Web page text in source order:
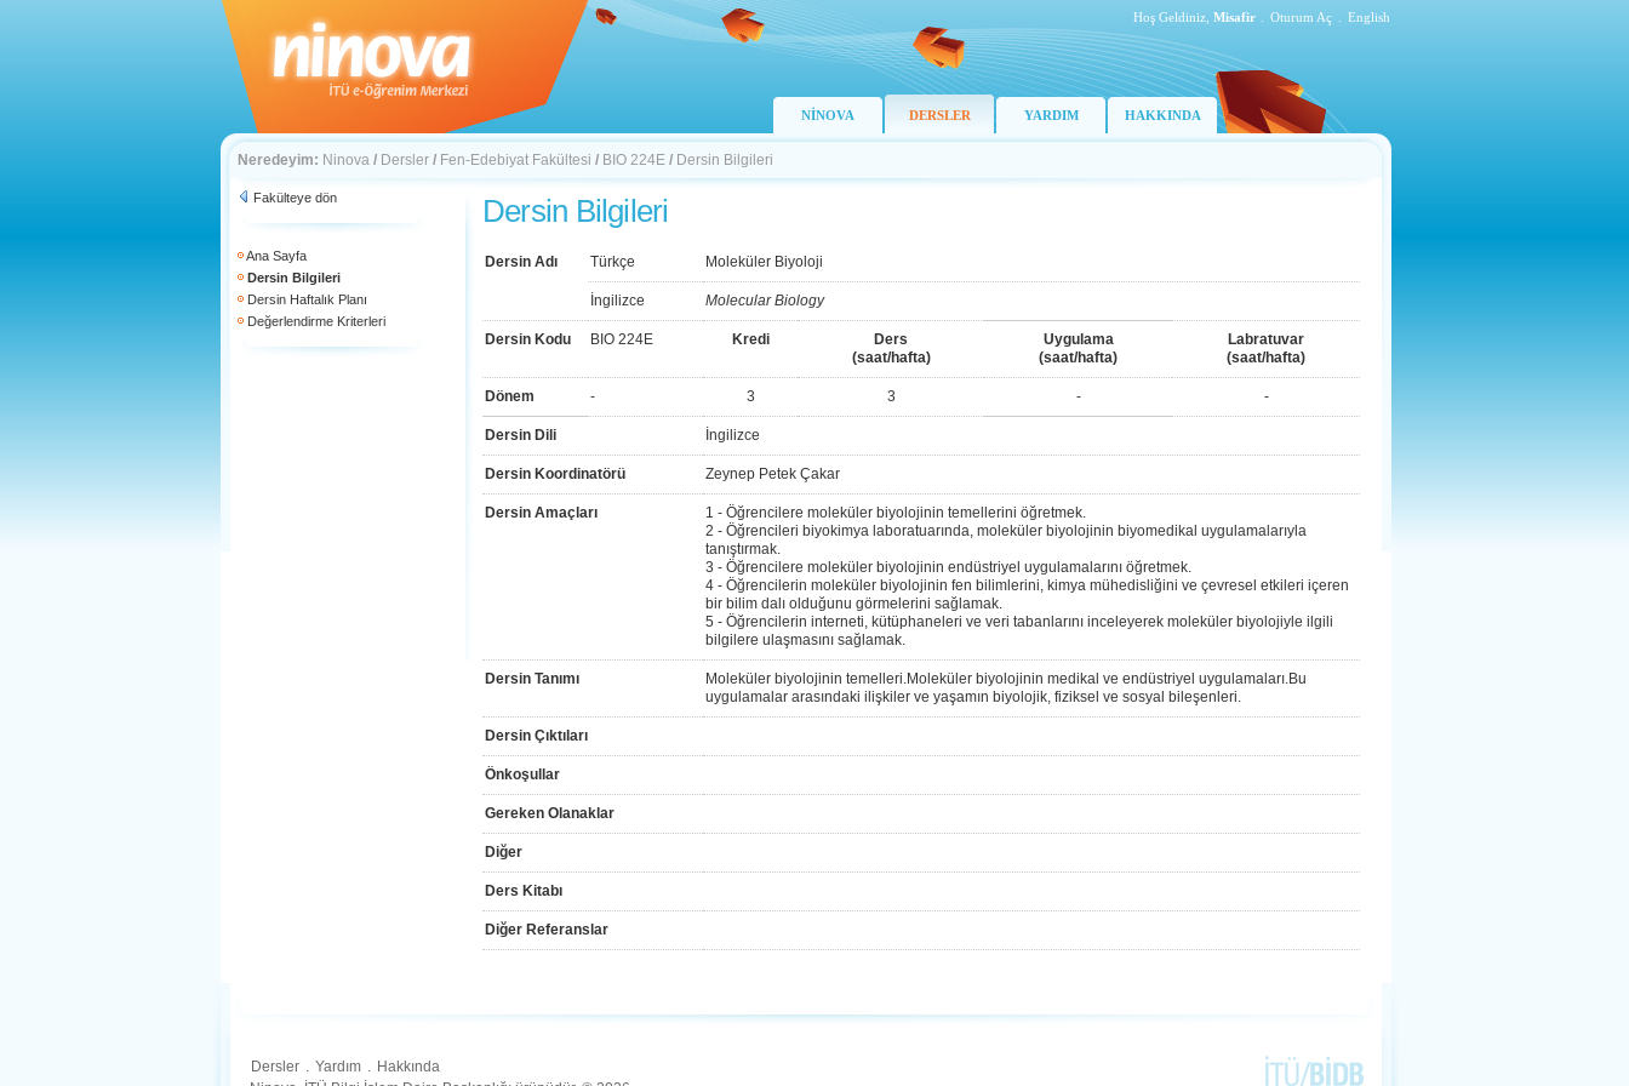
Hoş Geldiniz, Misafir Oturum Aç English
NİNOVA DERSLER YARDIM HAKKINDA
Neredeyim: Ninova / Dersler / Fen-Edebiyat Fakültesi / BIO 224E / Dersin Bilgileri
Fakülteye dön
Ana Sayfa
Dersin Bilgileri
Dersin Haftalık Planı
Değerlendirme Kriterleri
Dersin Bilgileri
Dersin Adı Türkçe Moleküler Biyoloji
İngilizce Molecular Biology
Dersin Kodu BIO 224E Kredi
Ders
(saat/hafta)
Uygulama
(saat/hafta)
Labratuvar
(saat/hafta)
Dönem - 3 3 - -
Dersin Dili İngilizce
Dersin Koordinatörü Zeynep Petek Çakar
Dersin Amaçları
1 - Öğrencilere moleküler biyolojinin temellerini öğretmek.
2 - Öğrencileri biyokimya laboratuarında, moleküler biyolojinin biyomedikal uygulamalarıyla
tanıştırmak.
3 - Öğrencilere moleküler biyolojinin endüstriyel uygulamalarını öğretmek.
4 - Öğrencilerin moleküler biyolojinin fen bilimlerini, kimya mühedisliğini ve çevresel etkileri içeren
bir bilim dalı olduğunu görmelerini sağlamak.
5 - Öğrencilerin interneti, kütüphaneleri ve veri tabanlarını inceleyerek moleküler biyolojiyle ilgili
bilgilere ulaşmasını sağlamak.
Dersin Tanımı
Moleküler biyolojinin temelleri.Moleküler biyolojinin medikal ve endüstriyel uygulamaları.Bu
uygulamalar arasındaki ilişkiler ve yaşamın biyolojik, fiziksel ve sosyal bileşenleri.
Dersin Çıktıları
Önkoşullar
Gereken Olanaklar
Diğer
Ders Kitabı
Diğer Referanslar
Dersler . Yardım . Hakkında